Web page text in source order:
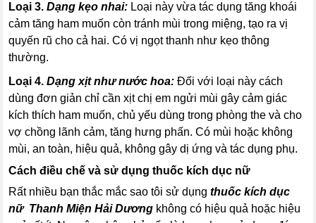
Loại 3. Dạng kẹo nhai: Loại này vừa tác dụng tăng khoái
cảm tăng ham muốn còn tránh mùi trong miệng, tạo ra vị
quyến rũ cho cả hai. Có vị ngọt thanh như kẹo thông
thường.
Loại 4. Dạng xịt như nước hoa: Đối với loại này cách
dùng đơn giản chỉ cần xịt chị em ngửi mùi gây cảm giác
kích thích ham muốn, chủ yếu dùng trong phòng the và cho
vợ chồng lãnh cảm, tăng hưng phấn. Có mùi hoặc không
mùi, an toàn, hiệu quả, không gây dị ứng và tác dụng phụ.
Cách điều chế và sử dụng thuốc kích dục nữ
Rất nhiều bạn thắc mắc sao tôi sử dụngthuốc kích dục
nữ Thanh Miện Hải Dương không có hiệu quả hoặc hiệu